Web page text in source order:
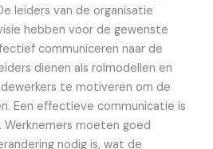
leiders van de organisatie
hebben voor de gewenste
communiceren naar de
dienen als rolmodellen en
te motiveren om de
Een effectieve communicatie is
Werknemers moeten goed
nodig is, wat de